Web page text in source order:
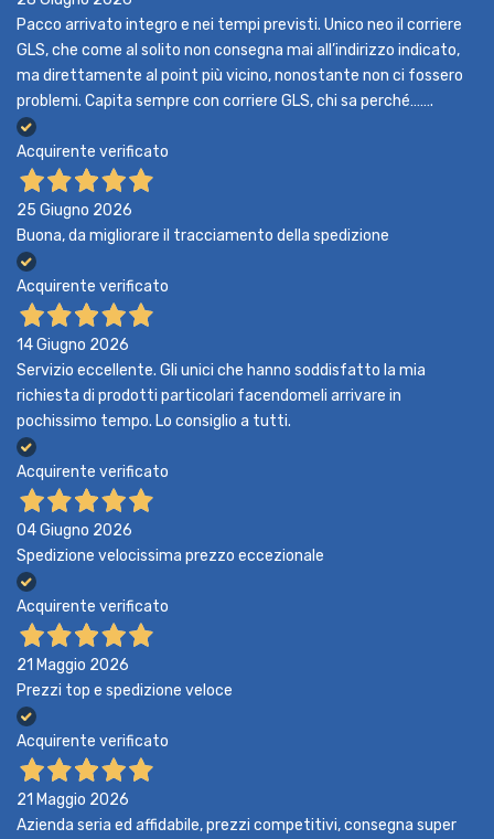
Pacco arrivato integro e nei tempi previsti. Unico neo il corriere
GLS, che come al solito non consegna mai all’indirizzo indicato,
ma direttamente al point più vicino, nonostante non ci fossero
problemi. Capita sempre con corriere GLS, chi sa perché…….
Acquirente verificato
25 Giugno 2026
Buona, da migliorare il tracciamento della spedizione
Acquirente verificato
14 Giugno 2026
Servizio eccellente. Gli unici che hanno soddisfatto la mia
richiesta di prodotti particolari facendomeli arrivare in
pochissimo tempo. Lo consiglio a tutti.
Acquirente verificato
04 Giugno 2026
Spedizione velocissima prezzo eccezionale
Acquirente verificato
21 Maggio 2026
Prezzi top e spedizione veloce
Acquirente verificato
21 Maggio 2026
Azienda seria ed affidabile, prezzi competitivi, consegna super